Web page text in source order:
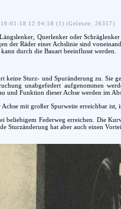
01-18 12:04:58 (1) (Gelesen: 26357)
Querlenker oder
der Räder einer Achslinie sind
durch die Bauart beeinflusst werden.
keine Sturz- und Spuränderung zu. Sie
unabgefedert aufgenommen
und Funktion dieser Achse werden im
Achse mit großer Spurweite erreichbar
beliebigem Federweg erreichen. Die
Sturzänderung hat aber auch einen